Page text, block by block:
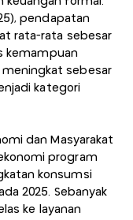
pendapatan
rata-rata sebesar
kemampuan
sebesar
kategori
dan Masyarakat
program
konsumsi
2025. Sebanyak
ke layanan